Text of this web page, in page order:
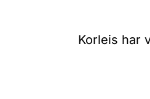
Korleis har